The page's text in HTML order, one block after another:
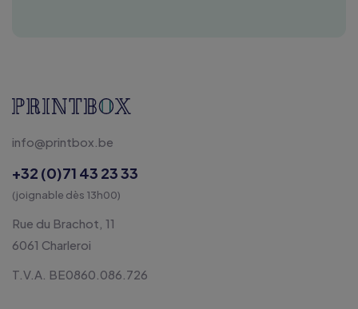
info@printbox.be
+32 (0)71 43 23 33
(joignable dès 13h00)
Rue du Brachot, 11
6061 Charleroi
T.V.A. BE0860.086.726